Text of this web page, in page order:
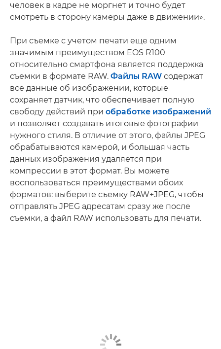
человек в кадре не моргнет и точно будет
смотреть в сторону камеры даже в движении».
При съемке с учетом печати еще одним
значимым преимуществом EOS R100
относительно смартфона является поддержка
съемки в формате RAW. Файлы RAW содержат
все данные об изображении, которые
сохраняет датчик, что обеспечивает полную
свободу действий при обработке изображений
и позволяет создавать итоговые фотографии
нужного стиля. В отличие от этого, файлы JPEG
обрабатываются камерой, и большая часть
данных изображения удаляется при
компрессии в этот формат. Вы можете
воспользоваться преимуществами обоих
форматов: выберите съемку RAW+JPEG, чтобы
отправлять JPEG адресатам сразу же после
съемки, а файл RAW использовать для печати.